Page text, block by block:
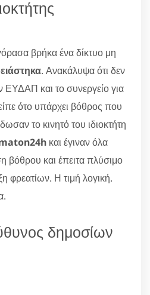
βρήκα ένα δίκτυο μη
. Ανακάλυψα ότι δεν
και το συνεργείο για
ότο υπάρχει βόθρος που
το κινητό του ιδιοκτήτη
και έγιναν όλα
βόθρου και έπειτα πλύσιμο
φρεατίων. Η τιμή λογική.
δημοσίων